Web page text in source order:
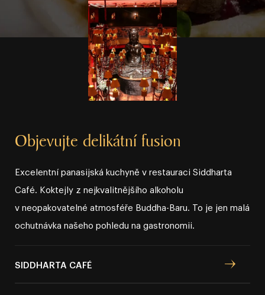
Objevujte delikátní fusion
Excelentní panasijská kuchyně v restauraci Siddharta
Café. Koktejly z nejkvalitnějšího alkoholu
v neopakovatelné atmosféře Buddha⁠⁠⁠⁠⁠⁠⁠⁠⁠⁠⁠⁠⁠-⁠⁠⁠⁠⁠⁠⁠⁠⁠⁠⁠⁠⁠Baru. To je jen malá
ochutnávka našeho pohledu na gastronomii.
SIDDHARTA CAFÉ